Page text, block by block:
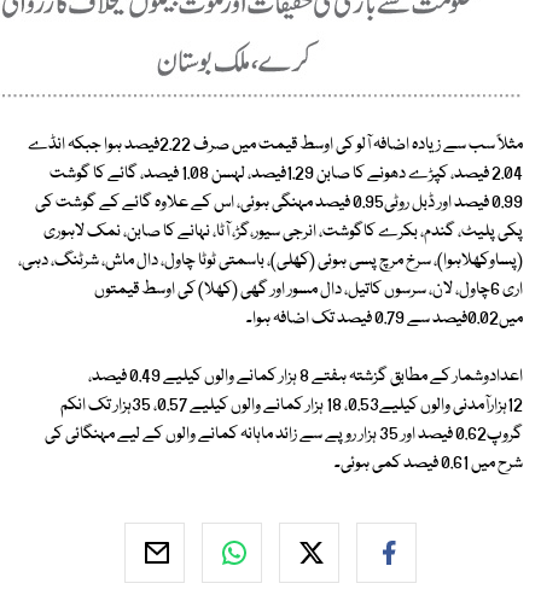
مثلاً سب سے زیادہ اضافہ آلو کی اوسط قیمت میں صرف 2.22فیصد ہوا جبکہ انڈے
2.04 فیصد، کپڑے دھونے کا صابن 1.29فیصد، لہسن 1.08 فیصد، گائے کا گوشت
0.99 فیصد اور ڈبل روٹی0.95 فیصد مہنگی ہوئی، اس کے علاوہ گائے کے گوشت کی
پکی پلیٹ، گندم، بکرے کاگوشت، انرجی سیور،گڑ، آٹا، نہانے کا صابن، نمک لاہوری
(پساوکھلاہوا)، سرخ مرچ پسی ہوئی (کھلی)، باسمتی ٹوٹا چاول، دال ماش، شرٹنگ، دہی،
اری 6چاول، لان، سرسوں کاتیل، دال مسور اور گھی (کھلا) کی اوسط قیمتوں
میں0.02فیصد سے 0.79 فیصد تک اضافہ ہوا۔
اعدادوشمار کے مطابق گزشتہ ہفتے 8 ہزار کمانے والوں کیلیے 0.49 فیصد،
12ہزارآمدنی والوں کیلیے0.53، 18 ہزار کمانے والوں کیلیے 0.57، 35ہزار تک انکم
گروپ0.62 فیصد اور 35 ہزار روپے سے زائد ماہانہ کمانے والوں کے لیے مہنگائی کی
شرح میں 0.61 فیصد کمی ہوئی۔